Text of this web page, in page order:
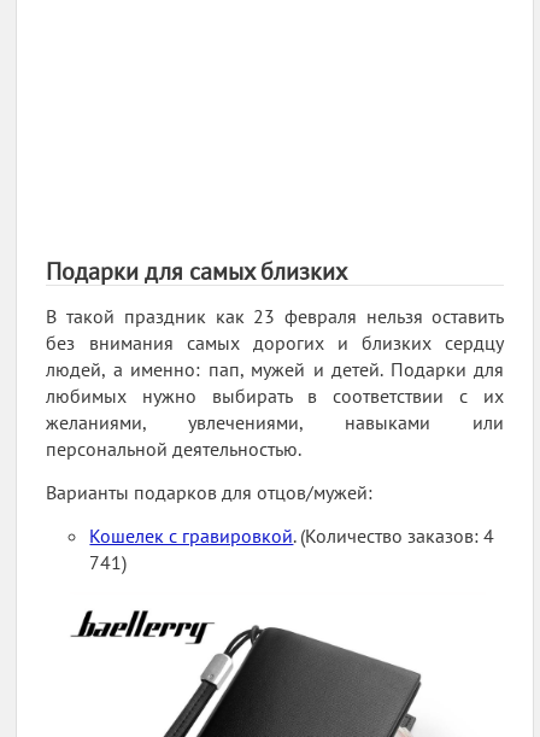
Подарки для самых близких
В такой праздник как 23 февраля нельзя оставить
без внимания самых дорогих и близких сердцу
людей, а именно: пап, мужей и детей. Подарки для
любимых нужно выбирать в соответствии с их
желаниями, увлечениями, навыками или
персональной деятельностью.
Варианты подарков для отцов/мужей:
Кошелек с гравировкой. (Количество заказов: 4
741)